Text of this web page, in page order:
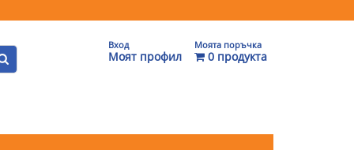
Вход
Моят профил
Моята поръчка
0 продукта